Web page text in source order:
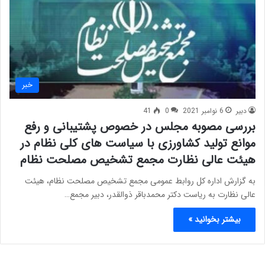
خبر
دبیر 6 نوامبر 2021 0
41
بررسی مصوبه مجلس در خصوص پشتیبانی و رفع
موانع تولید کشاورزی با سیاست های کلی نظام در
هیئت عالی نظارت مجمع تشخیص مصلحت نظام
به گزارش اداره کل روابط عمومی مجمع تشخیص مصلحت نظام، هیئت
عالی نظارت به ریاست دکتر محمدباقر ذوالقدر، دبیر مجمع…
بیشتر بخوانید »